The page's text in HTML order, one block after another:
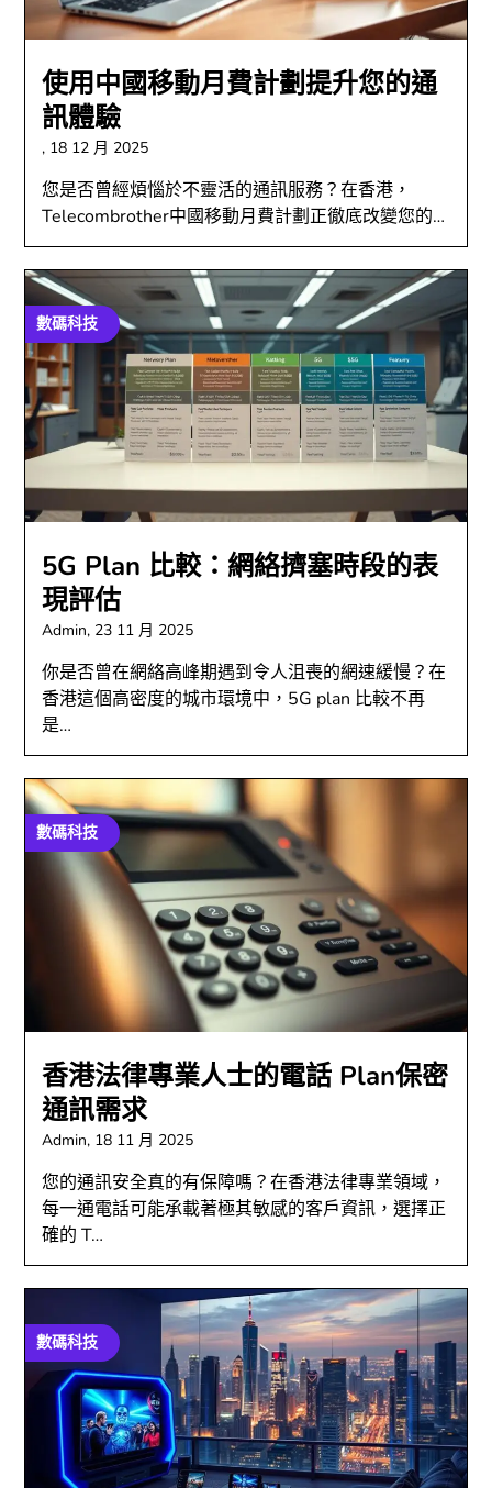
使用中國移動月費計劃提升您的通
訊體驗
, 18 12 月 2025
您是否曾經煩惱於不靈活的通訊服務？在香港，
Telecombrother中國移動月費計劃正徹底改變您的…
數碼科技
5G Plan 比較：網絡擠塞時段的表
現評估
Admin, 23 11 月 2025
你是否曾在網絡高峰期遇到令人沮喪的網速緩慢？在
香港這個高密度的城市環境中，5G plan 比較不再
是…
數碼科技
香港法律專業人士的電話 Plan保密
通訊需求
Admin, 18 11 月 2025
您的通訊安全真的有保障嗎？在香港法律專業領域，
每一通電話可能承載著極其敏感的客戶資訊，選擇正
確的 T…
數碼科技